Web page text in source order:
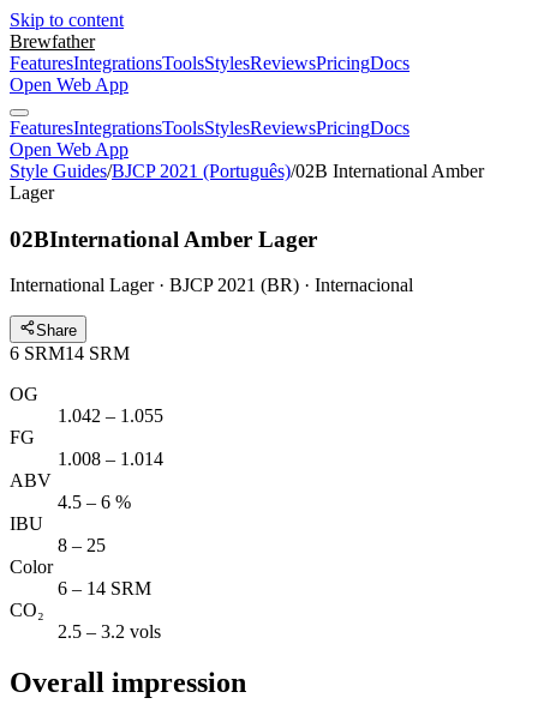
Skip to content
Brewfather
FeaturesIntegrationsToolsStylesReviewsPricingDocs
Open Web App
FeaturesIntegrationsToolsStylesReviewsPricingDocs
Open Web App
Style Guides/BJCP 2021 (Português)/02B International Amber
Lager
02BInternational Amber Lager
International Lager · BJCP 2021 (BR) · Internacional
Share
6 SRM14 SRM
OG
1.042 – 1.055
FG
1.008 – 1.014
ABV
4.5 – 6 %
IBU
8 – 25
Color
6 – 14 SRM
CO₂
2.5 – 3.2 vols
Overall impression